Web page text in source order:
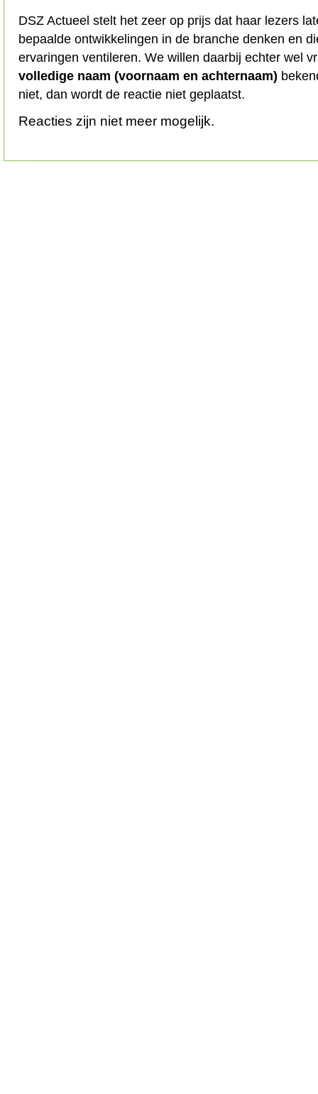
DSZ Actueel stelt het zeer op prijs dat haar lezers
bepaalde ontwikkelingen in de branche denken en
ervaringen ventileren. We willen daarbij echter wel
volledige naam (voornaam en achternaam)
niet, dan wordt de reactie niet geplaatst.
Reacties zijn niet meer mogelijk.